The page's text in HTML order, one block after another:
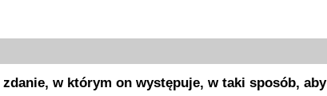
w którym on występuje, w taki sposób, aby